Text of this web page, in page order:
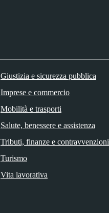
Giustizia e sicurezza pubblica
Imprese e commercio
Mobilità e trasporti
Salute, benessere e assistenza
Tributi, finanze e contravvenzioni
Turismo
Vita lavorativa